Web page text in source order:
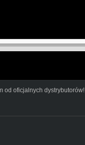
od oficjalnych dystrybutorów!